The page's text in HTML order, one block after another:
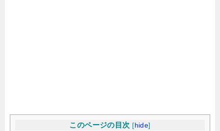
このページの目次 [ hide]